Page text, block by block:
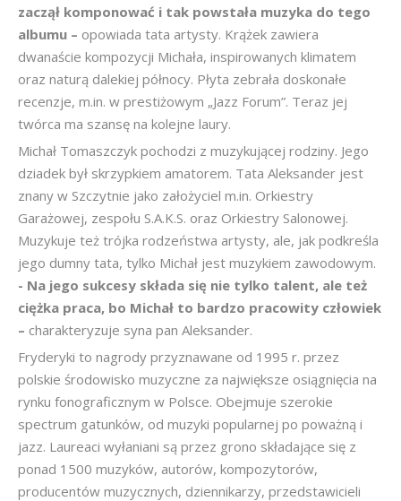
zaczął komponować i tak powstała muzyka do tego
albumu – opowiada tata artysty. Krążek zawiera
dwanaście kompozycji Michała, inspirowanych klimatem
oraz naturą dalekiej północy. Płyta zebrała doskonałe
recenzje, m.in. w prestiżowym „Jazz Forum”. Teraz jej
twórca ma szansę na kolejne laury.
Michał Tomaszczyk pochodzi z muzykującej rodziny. Jego
dziadek był skrzypkiem amatorem. Tata Aleksander jest
znany w Szczytnie jako założyciel m.in. Orkiestry
Garażowej, zespołu S.A.K.S. oraz Orkiestry Salonowej.
Muzykuje też trójka rodzeństwa artysty, ale, jak podkreśla
jego dumny tata, tylko Michał jest muzykiem zawodowym.
- Na jego sukcesy składa się nie tylko talent, ale też
ciężka praca, bo Michał to bardzo pracowity człowiek
– charakteryzuje syna pan Aleksander.
Fryderyki to nagrody przyznawane od 1995 r. przez
polskie środowisko muzyczne za największe osiągnięcia na
rynku fonograficznym w Polsce. Obejmuje szerokie
spectrum gatunków, od muzyki popularnej po poważną i
jazz. Laureaci wyłaniani są przez grono składające się z
ponad 1500 muzyków, autorów, kompozytorów,
producentów muzycznych, dziennikarzy, przedstawicieli